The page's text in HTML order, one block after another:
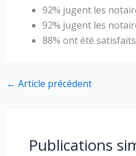
92% jugent les
92% jugent les
88% ont été
← Article précédent
Publications